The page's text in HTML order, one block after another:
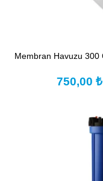
Membran Havuzu 300
750,00 ₺